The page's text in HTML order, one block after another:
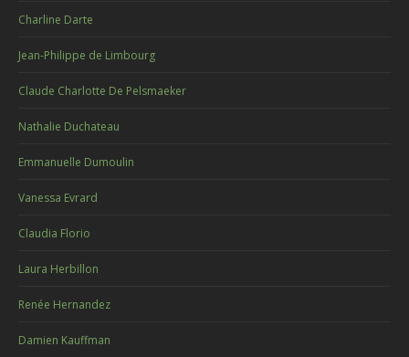
Charline Darte
Jean-Philippe de Limbourg
Claude Charlotte De Pelsmaeker
Nathalie Duchateau
Emmanuelle Dumoulin
Vanessa Evrard
Claudia Florio
Laura Herbillon
Renée Hernandez
Damien Kauffman